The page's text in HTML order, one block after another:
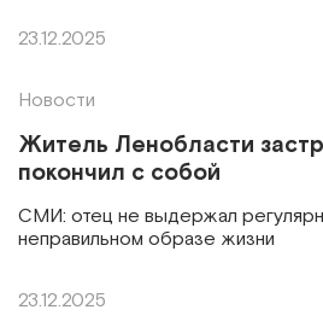
23.12.2025
Новости
Житель Ленобласти
покончил с собой
СМИ: отец не выдержал
неправильном образе жизни
23.12.2025